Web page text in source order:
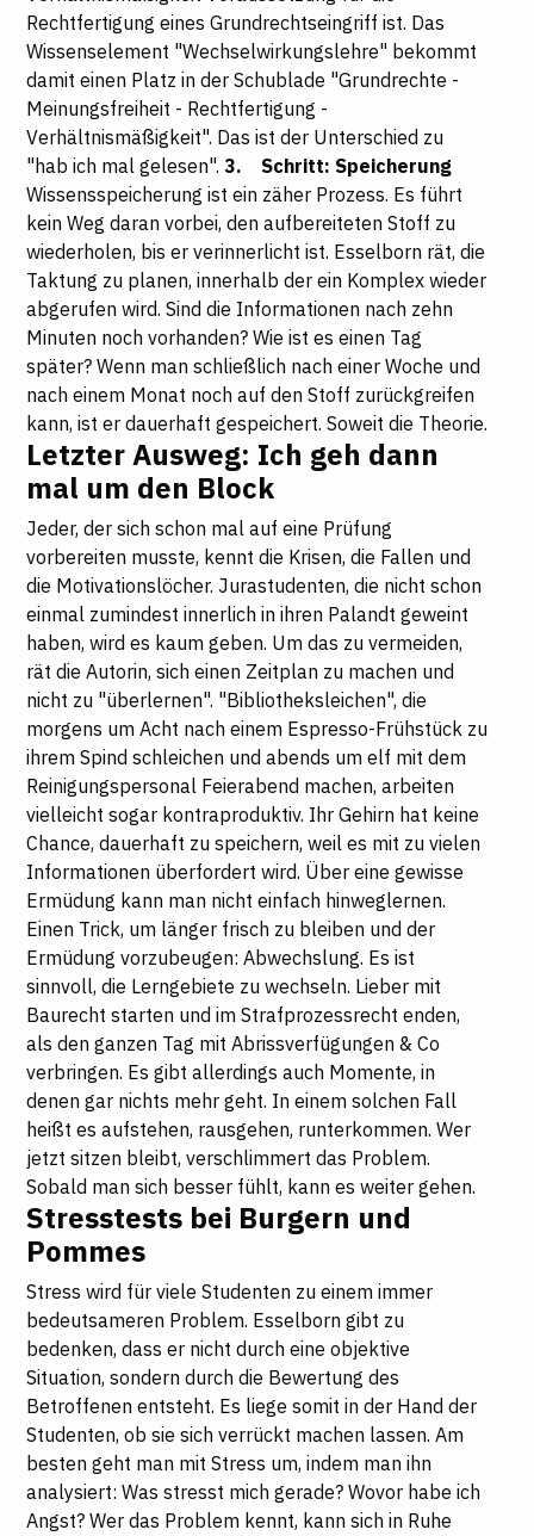
Rechtfertigung eines Grundrechtseingriff ist. Das
Wissenselement "Wechselwirkungslehre" bekommt
damit einen Platz in der Schublade "Grundrechte -
Meinungsfreiheit - Rechtfertigung -
Verhältnismäßigkeit". Das ist der Unterschied zu
"hab ich mal gelesen".3. Schritt: Speicherung
Wissensspeicherung ist ein zäher Prozess. Es führt
kein Weg daran vorbei, den aufbereiteten Stoff zu
wiederholen, bis er verinnerlicht ist. Esselborn rät, die
Taktung zu planen, innerhalb der ein Komplex wieder
abgerufen wird. Sind die Informationen nach zehn
Minuten noch vorhanden? Wie ist es einen Tag
später? Wenn man schließlich nach einer Woche und
nach einem Monat noch auf den Stoff zurückgreifen
kann, ist er dauerhaft gespeichert. Soweit die Theorie.
Letzter Ausweg: Ich geh dann
mal um den Block
Jeder, der sich schon mal auf eine Prüfung
vorbereiten musste, kennt die Krisen, die Fallen und
die Motivationslöcher. Jurastudenten, die nicht schon
einmal zumindest innerlich in ihren Palandt geweint
haben, wird es kaum geben. Um das zu vermeiden,
rät die Autorin, sich einen Zeitplan zu machen und
nicht zu "überlernen". "Bibliotheksleichen", die
morgens um Acht nach einem Espresso-Frühstück zu
ihrem Spind schleichen und abends um elf mit dem
Reinigungspersonal Feierabend machen, arbeiten
vielleicht sogar kontraproduktiv. Ihr Gehirn hat keine
Chance, dauerhaft zu speichern, weil es mit zu vielen
Informationen überfordert wird. Über eine gewisse
Ermüdung kann man nicht einfach hinweglernen.
Einen Trick, um länger frisch zu bleiben und der
Ermüdung vorzubeugen: Abwechslung. Es ist
sinnvoll, die Lerngebiete zu wechseln. Lieber mit
Baurecht starten und im Strafprozessrecht enden,
als den ganzen Tag mit Abrissverfügungen & Co
verbringen. Es gibt allerdings auch Momente, in
denen gar nichts mehr geht. In einem solchen Fall
heißt es aufstehen, rausgehen, runterkommen. Wer
jetzt sitzen bleibt, verschlimmert das Problem.
Sobald man sich besser fühlt, kann es weiter gehen.
Stresstests bei Burgern und
Pommes
Stress wird für viele Studenten zu einem immer
bedeutsameren Problem. Esselborn gibt zu
bedenken, dass er nicht durch eine objektive
Situation, sondern durch die Bewertung des
Betroffenen entsteht. Es liege somit in der Hand der
Studenten, ob sie sich verrückt machen lassen. Am
besten geht man mit Stress um, indem man ihn
analysiert: Was stresst mich gerade? Wovor habe ich
Angst? Wer das Problem kennt, kann sich in Ruhe